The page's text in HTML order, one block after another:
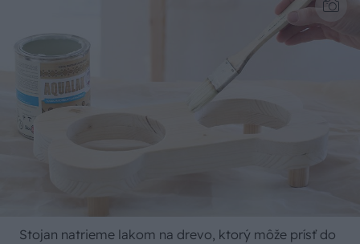
Stojan natrieme lakom na drevo, ktorý môže prísť do